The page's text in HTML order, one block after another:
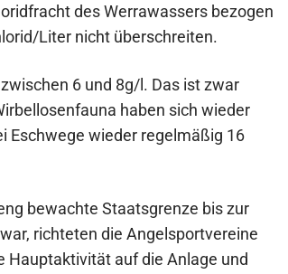
des Werrawassers bezogen
Liter nicht überschreiten.
6 und 8g/l. Das ist zwar
haben sich wieder
Eschwege wieder regelmäßig 16
bewachte Staatsgrenze bis zur
richteten die Angelsportvereine
Hauptaktivität auf die Anlage und